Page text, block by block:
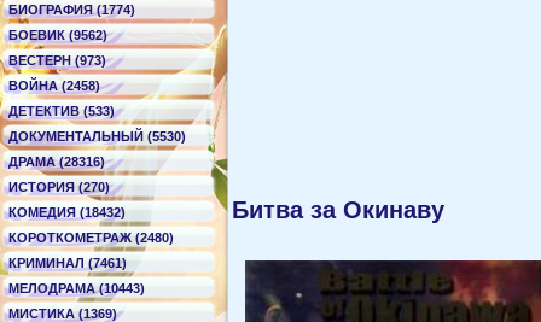
БИОГРАФИЯ (1774)
БОЕВИК (9562)
ВЕСТЕРН (973)
ВОЙНА (2458)
ДЕТЕКТИВ (533)
ДОКУМЕНТАЛЬНЫЙ (5530)
ДРАМА (28316)
ИСТОРИЯ (270)
КОМЕДИЯ (18432)
КОРОТКОМЕТРАЖ (2480)
КРИМИНАЛ (7461)
МЕЛОДРАМА (10443)
МИСТИКА (1369)
Битва за Окинаву